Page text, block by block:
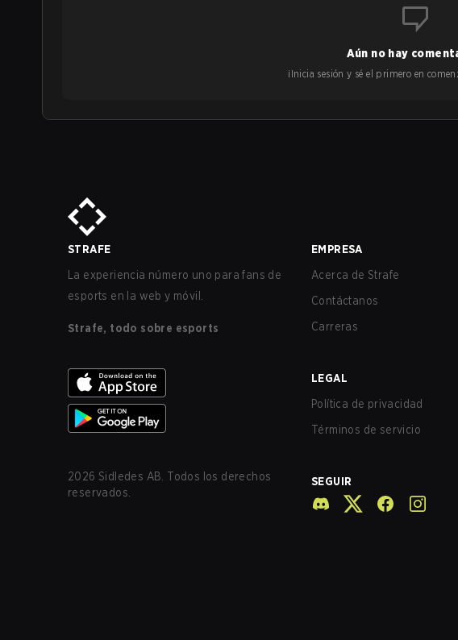
Aún no hay
¡Inicia sesión y sé el primero en
STRAFE
La experiencia número uno para fans de
esports en la web y móvil.
Strafe, todo sobre esports
2026 Sidledes AB. Todos los derechos
reservados.
EMPRESA
Acerca de Strafe
Contáctanos
Carreras
LEGAL
Política de privacidad
Términos de servicio
SEGUIR